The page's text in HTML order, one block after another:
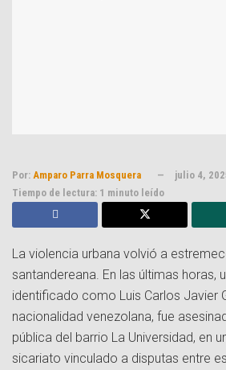
Por: Amparo Parra Mosquera
julio 4,
Tiempo de lectura: 1 minuto leído
La violencia urbana volvió a
santandereana. En las últimas horas,
identificado como Luis Carlos Javier
nacionalidad venezolana, fue
pública del barrio La Universidad, en
sicariato vinculado a disputas entre